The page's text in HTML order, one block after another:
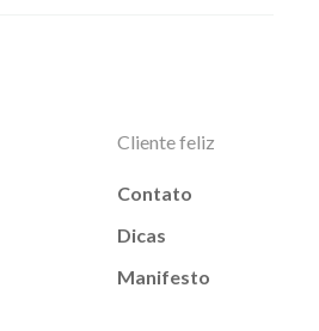
Cliente feliz
Contato
Dicas
Manifesto